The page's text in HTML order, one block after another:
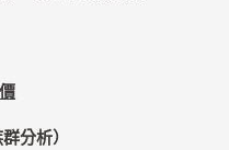
分析）